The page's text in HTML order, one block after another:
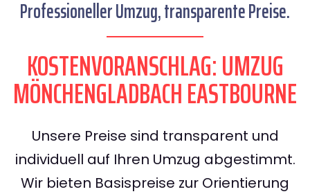
Professioneller Umzug, transparente Preise.
KOSTENVORANSCHLAG: UMZUG
MÖNCHENGLADBACH EASTBOURNE
Unsere Preise sind transparent und
individuell auf Ihren Umzug abgestimmt.
Wir bieten Basispreise zur Orientierung